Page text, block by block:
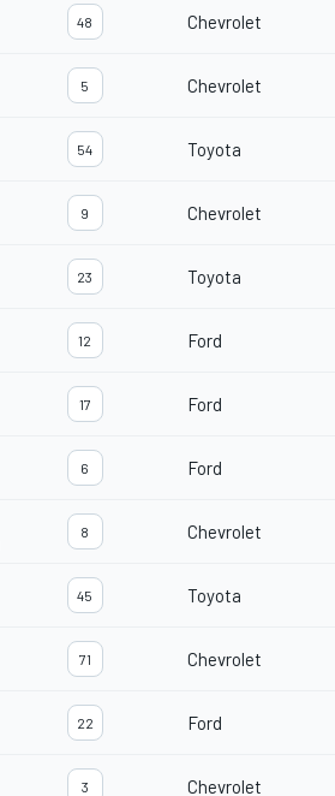
48 Chevrolet
5 Chevrolet
54 Toyota
9 Chevrolet
23 Toyota
12 Ford
17 Ford
6 Ford
8 Chevrolet
45 Toyota
71 Chevrolet
22 Ford
3 Chevrolet